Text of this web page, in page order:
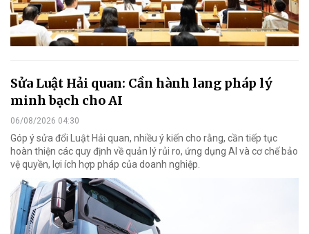
Sửa Luật Hải quan: Cần hành lang pháp lý
minh bạch cho AI
06/08/2026 04:30
Góp ý sửa đổi Luật Hải quan, nhiều ý kiến cho rằng, cần tiếp tục
hoàn thiện các quy định về quản lý rủi ro, ứng dụng AI và cơ chế bảo
vệ quyền, lợi ích hợp pháp của doanh nghiệp.